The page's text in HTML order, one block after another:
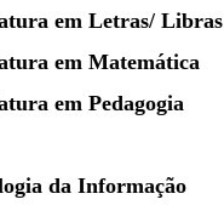
em Letras/ Libras
em Matemática
em Pedagogia
da Informação